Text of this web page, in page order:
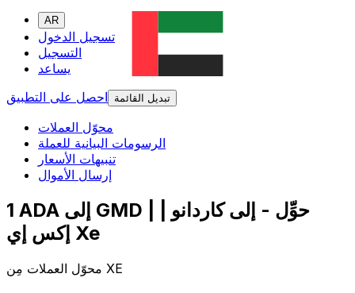
AR
تسجيل الدخول
التسجيل
يساعد
احصل على التطبيق
تبديل القائمة
محوّل العملات
الرسومات البيانية للعملة
تنبيهات الأسعار
إرسال الأموال
1 ADA إلى GMD | حوِّل - إلى كاردانو |
إكس إي Xe
محوّل العملات مِن XE